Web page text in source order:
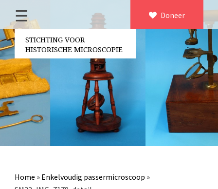
×
Home
Over ons
Contact
Bestuur
Vrijwilligers
Partners
Jaarverslagen
Microscopen
Doneer
☰
STICHTING VOOR
HISTORISCHE MICROSCOPIE
Home » Enkelvoudig passermicroscoop »